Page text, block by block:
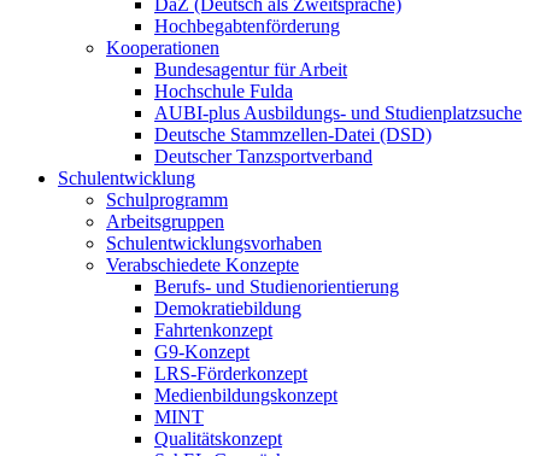
DaZ (Deutsch als Zweitsprache)
Hochbegabtenförderung
Kooperationen
Bundesagentur für Arbeit
Hochschule Fulda
AUBI-plus Ausbildungs- und Studienplatzsuche
Deutsche Stammzellen-Datei (DSD)
Deutscher Tanzsportverband
Schulentwicklung
Schulprogramm
Arbeitsgruppen
Schulentwicklungsvorhaben
Verabschiedete Konzepte
Berufs- und Studienorientierung
Demokratiebildung
Fahrtenkonzept
G9-Konzept
LRS-Förderkonzept
Medienbildungskonzept
MINT
Qualitätskonzept